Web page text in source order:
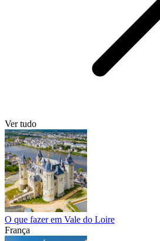
Ver tudo
O que fazer em Vale do Loire
França